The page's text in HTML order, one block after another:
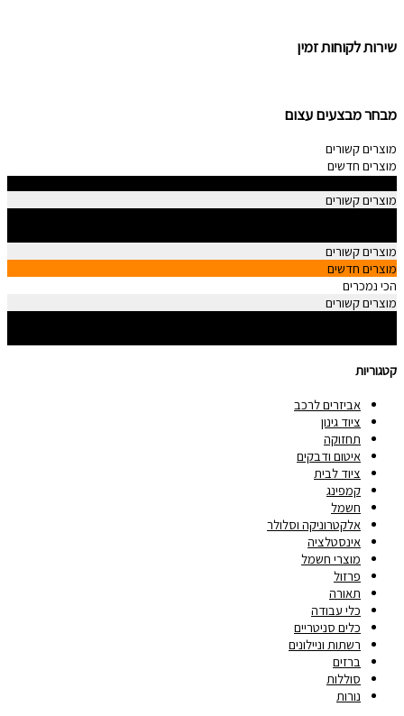
שירות לקוחות זמין
מבחר מבצעים עצום
מוצרים קשורים
מוצרים חדשים
מוצרים קשורים
מוצרים קשורים
מוצרים חדשים
הכי נמכרים
מוצרים קשורים
קטגוריות
אביזרים לרכב
ציוד גינון
תחזוקה
איטום ודבקים
ציוד לבית
קמפינג
חשמל
אלקטרוניקה וסלולר
אינסטלציה
מוצרי חשמל
פרזול
תאורה
כלי עבודה
כלים סניטריים
רשתות וניילונים
ברזים
סוללות
נורות